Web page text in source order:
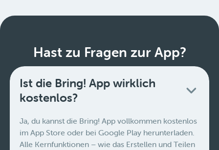
Hast zu Fragen zur App?
Ist die Bring! App wirklich
kostenlos?
Ja, du kannst die Bring! App vollkommen kostenlos
im App Store oder bei Google Play herunterladen.
Alle Kernfunktionen – wie das Erstellen und Teilen